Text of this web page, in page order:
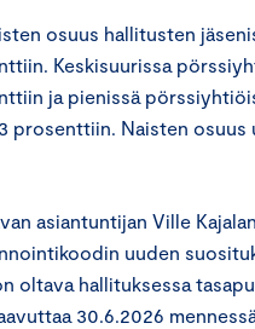
osuus hallitusten
Keskisuurissa
ja pienissä
prosenttiin. Naisten
asiantuntijan Ville
uuden
oltava hallituksessa
30.6.2026